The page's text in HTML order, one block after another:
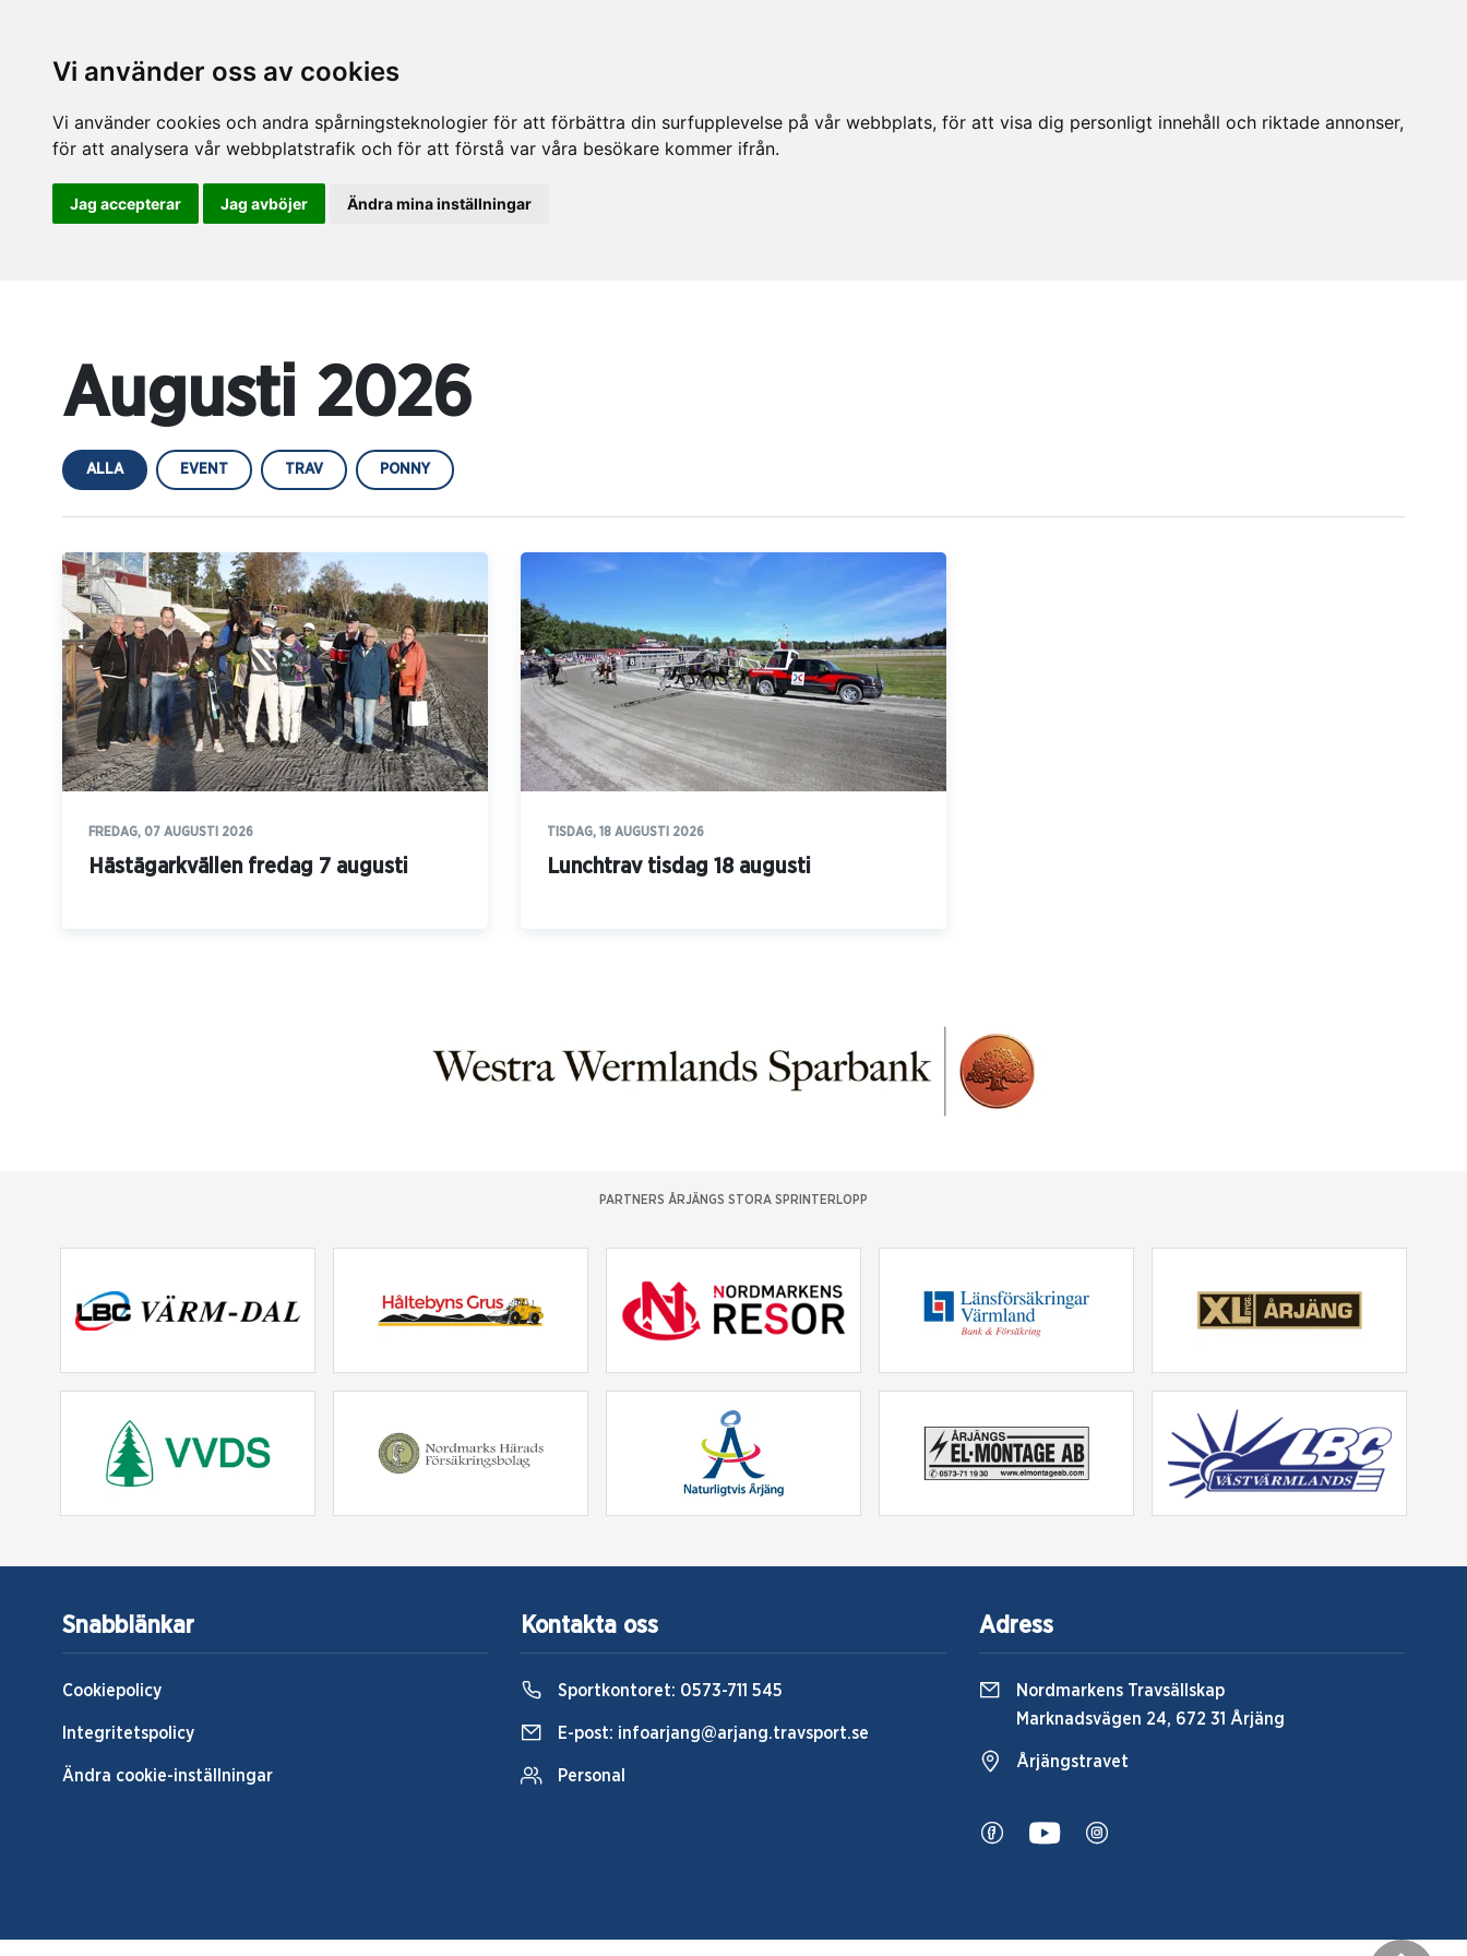
Vi använder oss av cookies
Vi använder cookies och andra spårningsteknologier för att förbättra din surfupplevelse på vår webbplats, för att visa dig personligt innehåll och riktade annonser,
för att analysera vår webbplatstrafik och för att förstå var våra besökare kommer ifrån.
Jag accepterar Jag avböjer Ändra mina inställningar
Augusti 2026
ALLA EVENT TRAV PONNY
FREDAG, 07 AUGUSTI 2026
Hästägarkvällen fredag 7 augusti
TISDAG, 18 AUGUSTI 2026
Lunchtrav tisdag 18 augusti
PARTNERS ÅRJÄNGS STORA SPRINTERLOPP
Snabblänkar
Cookiepolicy
Integritetspolicy
Ändra cookie-inställningar
Kontakta oss
Sportkontoret: 0573-711 545
E-post: infoarjang@arjang.travsport.se
Personal
Adress
Nordmarkens Travsällskap
Marknadsvägen 24, 672 31 Årjäng
Årjängstravet